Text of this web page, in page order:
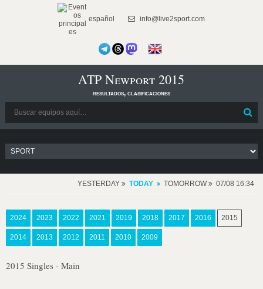
español info@live2sport.com
ATP Newport 2015
resultados, clasificaciones
YESTERDAY TODAY TOMORROW 07/08 16:34
2024 2023 2022 2021 2019 2018 2017 2016 2015
2014 2013 2012 2011 2010 2009
2015 Singles - Main